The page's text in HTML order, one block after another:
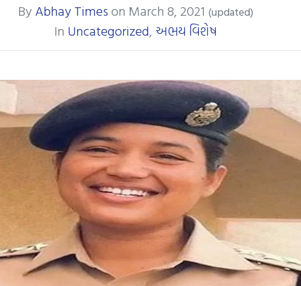
ByAbhay Timeson March 8, 2021 (updated)
In Uncategorized, અભય વિશેષ